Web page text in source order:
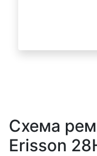
Схема
Erisson